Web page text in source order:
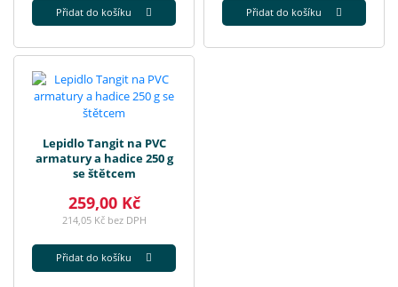
Přidat do košíku Přidat do košíku
Lepidlo Tangit na PVC
armatury a hadice 250 g
se štětcem
259,00 Kč
214,05 Kč bez DPH
Přidat do košíku